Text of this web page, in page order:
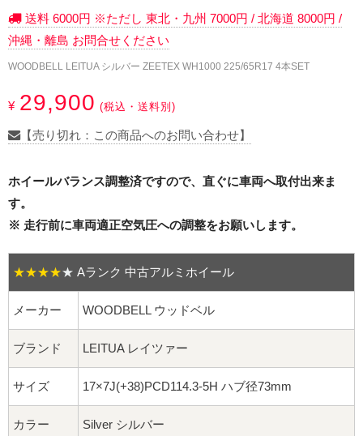
13インチ：夏タイヤホイール
15インチ：夏タイヤホイール
20インチ：夏タイヤホイール
ホイールナット
平面座ナット
送料 6000円 ※ただし 東北・九州 7000円 / 北海道 8000円 /
沖縄・離島 お問合せください
WOODBELL LEITUA シルバー ZEETEX WH1000 225/65R17 4本SET
¥ 29,900 (税込・送料別)
【売り切れ：この商品へのお問い合わせ】
ホイールバランス調整済ですので、直ぐに車両へ取付出来ま
す。
※ 走行前に車両適正空気圧への調整をお願いします。
★★★★★ Aランク 中古アルミホイール
メーカー WOODBELL ウッドベル
ブランド LEITUA レイツァー
サイズ 17×7J(+38)PCD114.3-5H ハブ径73mm
カラー Silver シルバー